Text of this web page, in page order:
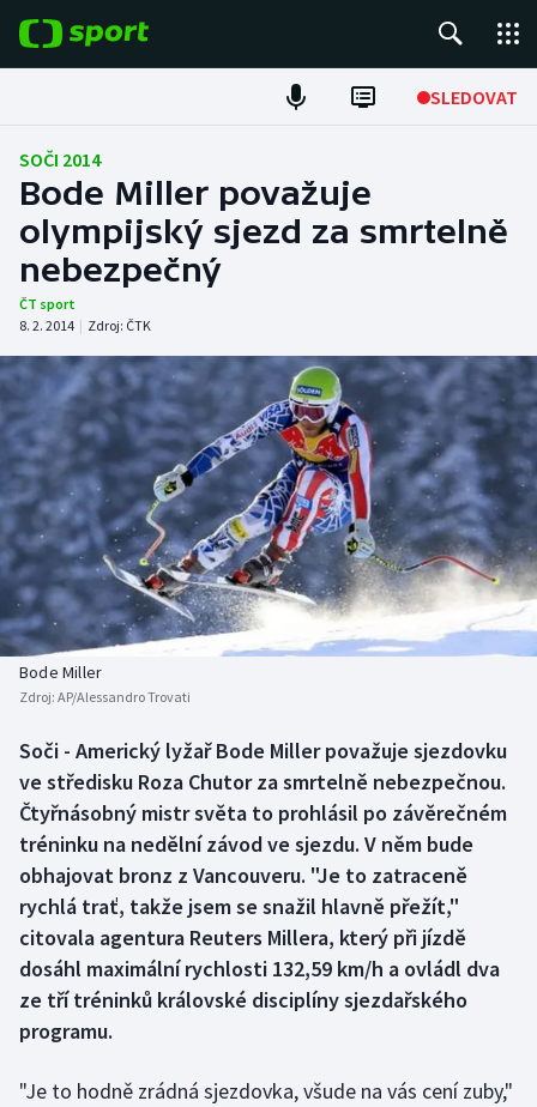
SLEDOVAT
Fotbal
Hokej
Tenis
Atletika
Cyklistika
DALŠÍ SPORTY
Americký fotbal
Baseball a softbal
Basketbal
Biatlon
Box
Curling
Dostihy
Florbal
Futsal
NEPŘEHLÉDNĚTE
Soutěže
Historické návraty
Aplikace ČT sport
SOČI 2014
Bode Miller považuje
olympijský sjezd za smrtelně
nebezpečný
ČT sport
8. 2. 2014 | Zdroj: ČTK
Bode Miller
Zdroj: AP/Alessandro Trovati
Soči - Americký lyžař Bode Miller považuje sjezdovku
ve středisku Roza Chutor za smrtelně nebezpečnou.
Čtyřnásobný mistr světa to prohlásil po závěrečném
tréninku na nedělní závod ve sjezdu. V něm bude
obhajovat bronz z Vancouveru. "Je to zatraceně
rychlá trať, takže jsem se snažil hlavně přežít,"
citovala agentura Reuters Millera, který při jízdě
dosáhl maximální rychlosti 132,59 km/h a ovládl dva
ze tří tréninků královské disciplíny sjezdařského
programu.
"Je to hodně zrádná sjezdovka, všude na vás cení zuby,"